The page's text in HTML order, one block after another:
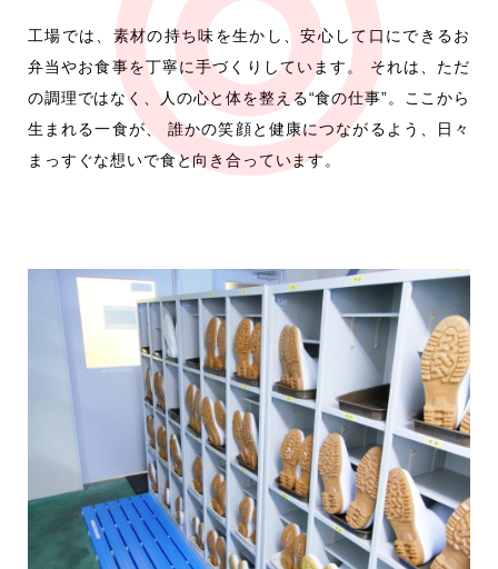
お知らせ
お問い合わせ
今週の献立
事業紹介
給食弁当事業
介護給食事業
冷凍弁当事業
社員食堂事業
幼稚園給食事業
カット野菜事業
パン事業
工場では、素材の持ち味を生かし、安心して口にできるお
弁当やお食事を丁寧に手づくりしています。
それは、ただ
の調理ではなく、人の心と体を整える“食の仕事”。ここから
生まれる一食が、
誰かの笑顔と健康につながるよう、日々
まっすぐな想いで食と向き合っています。